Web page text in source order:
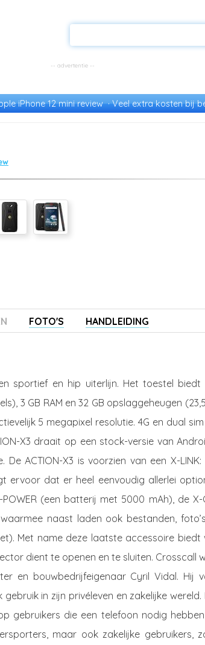
iPhone 12 mini review Veel extra kosten bij
FOTO'S HANDLEIDING
sportief en hip uiterlijn. Het toestel biedt
3 GB RAM en 32 GB opslaggeheugen
5 megapixel resolutie. 4G en dual
X3 draait op een stock-versie van
ACTION-X3 is voorzien van een X-LINK:
ervoor dat er heel eenvoudig allerlei
(een batterij met 5000 mAh), de X-
naast laden ook bestanden,
Met name deze laatste accessoire biedt
dient te openen en te sluiten. Crosscall
en bouwbedrijfeigenaar Cyril Vidal. Hij
in zijn privéleven en zakelijke wereld.
gebruikers die een telefoon nodig
maar ook zakelijke gebruikers,